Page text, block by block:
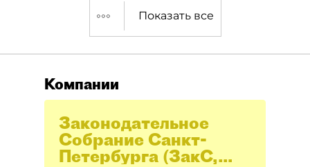
Показать все
Компании
Законодательное
Cобрание Санкт-
Петербурга (ЗакС,